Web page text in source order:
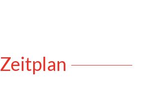
Zeitplan